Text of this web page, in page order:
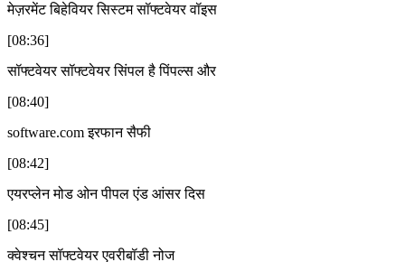
मेज़रमेंट बिहेवियर सिस्टम सॉफ्टवेयर वॉइस
[08:36]
सॉफ्टवेयर सॉफ्टवेयर सिंपल है पिंपल्स और
[08:40]
software.com इरफान सैफी
[08:42]
एयरप्लेन मोड ओन पीपल एंड आंसर दिस
[08:45]
क्वेश्चन सॉफ्टवेयर एवरीबॉडी नोज